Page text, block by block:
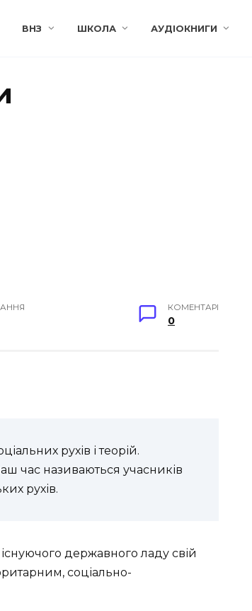
ВНЗ ШКОЛА АУДІОКНИГИ
КОМЕНТАРІ
0
рухів і теорій.
час називаються учасників
рухів.
державного ладу свій
соціально-